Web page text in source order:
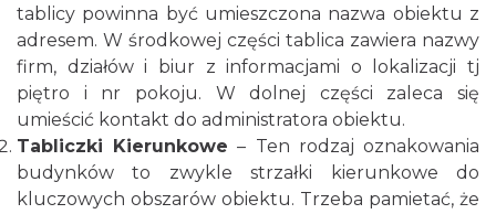
tablicy powinna być umieszczona nazwa obiektu z
adresem. W środkowej części tablica zawiera nazwy
firm, działów i biur z informacjami o lokalizacji tj
piętro i nr pokoju. W dolnej części zaleca się
umieścić kontakt do administratora obiektu.
Tabliczki Kierunkowe – Ten rodzaj oznakowania
budynków to zwykle strzałki kierunkowe do
kluczowych obszarów obiektu. Trzeba pamietać, że